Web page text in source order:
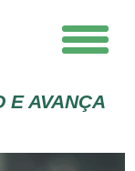
E AVANÇA